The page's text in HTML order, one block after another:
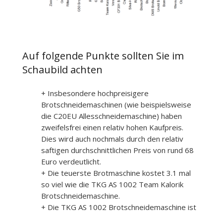
Auf folgende Punkte sollten Sie im
Schaubild achten
+ Insbesondere hochpreisigere
Brotschneidemaschinen (wie beispielsweise
die C20EU Allesschneidemaschine) haben
zweifelsfrei einen relativ hohen Kaufpreis.
Dies wird auch nochmals durch den relativ
saftigen durchschnittlichen Preis von rund 68
Euro verdeutlicht.
+ Die teuerste Brotmaschine kostet 3.1 mal
so viel wie die TKG AS 1002 Team Kalorik
Brotschneidemaschine.
+ Die TKG AS 1002 Brotschneidemaschine ist